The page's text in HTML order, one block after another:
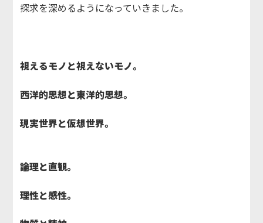
探求を深めるようになっていきました。
視えるモノと視えないモノ。
西洋的思想と東洋的思想。
現実世界と仮想世界。
論理と直観。
理性と感性。